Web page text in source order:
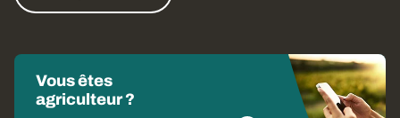
Vous êtes
agriculteur ?